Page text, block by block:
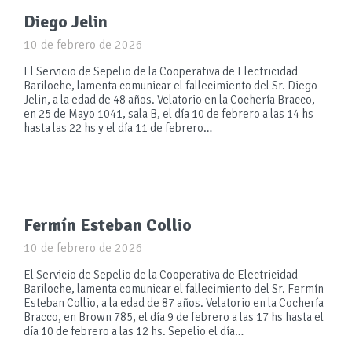
Diego Jelin
10 de febrero de 2026
El Servicio de Sepelio de la Cooperativa de Electricidad
Bariloche, lamenta comunicar el fallecimiento del Sr. Diego
Jelin, a la edad de 48 años. Velatorio en la Cochería Bracco,
en 25 de Mayo 1041, sala B, el día 10 de febrero a las 14 hs
hasta las 22 hs y el día 11 de febrero…
Fermín Esteban Collio
10 de febrero de 2026
El Servicio de Sepelio de la Cooperativa de Electricidad
Bariloche, lamenta comunicar el fallecimiento del Sr. Fermín
Esteban Collio, a la edad de 87 años. Velatorio en la Cochería
Bracco, en Brown 785, el día 9 de febrero a las 17 hs hasta el
día 10 de febrero a las 12 hs. Sepelio el día…